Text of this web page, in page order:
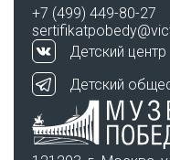
+7 (499) 449-80-27
Детский центр
Детский